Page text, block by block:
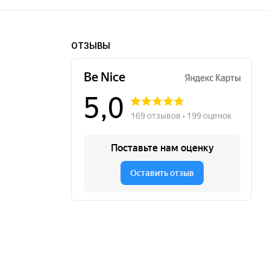
ОТЗЫВЫ